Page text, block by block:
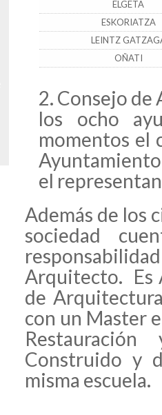
ELGETA
ESKORIATZA
LEINTZ
OÑATI
Consejo de
los ocho
momentos el
el
Además de los
sociedad
Arquitecto. Es
de
con un Master
Construido y
misma escuela.